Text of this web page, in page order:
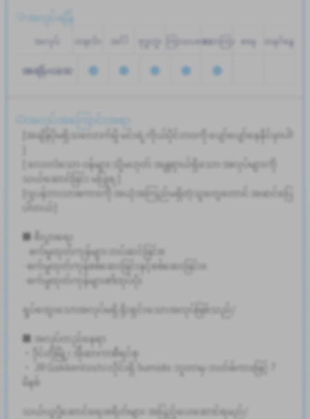
အလုပ်ချိန်
အလုပ်
အချိန်ဇယား
တနင်္လာ အင်္ဂါ ဗုဒ္ဓဟူး ကြာသပတေးသောကြာ စနေ တနင်္ဂနွေ
08:00 - 16:30
အလုပ်အကြောင်းအရာ
[အချိန်ပိုမရှိသလောက်မို့ မင်းရဲ့ကိုယ်ပိုင်ဘဝကို ပျော်ပျော်နေနိုင်မှာပါ!
[ လေးလံသော ဝန်များ သို့မဟုတ် အန္တရာယ်ရှိသော အလုပ်များကို
သယ်ဆောင်ခြင်း မပြုရ ]
[ဂျပန်ဘာသာစကားကို အယုံအကြည်မရှိတဲ့သူတွေတောင် အဆင်ပြေ
ပါတယ်]
■ စီးပွားရေး
· စက်မှုထုတ်ကုန်များ တပ်ဆင်ခြင်း။
·စက်မှုထုတ်ကုန်စစ်ဆေးခြင်းနှင့်စစ်ဆေးခြင်း။
·စက်မှုထုတ်ကုန်များ၏ထုပ်ပိုး
ရှုပ်ထွေးသောအလုပ်မရှိ ရိုးရှင်းသောအလုပ်ဖြစ်သည်/
■ အလုပ်တည်နေရာ
・ဒိုင်တိုမြို့၊ အိုဆာကာစီရင်စု
・ JR Gakkentoshi လိုင်းရှိ Sumido ဘူတာမှ ဘတ်စ်ကားဖြင့် 7
မိနစ်
သယ်ယူပို့ဆောင်ရေးစရိတ်များ အပြည့်ပေးဆောင်ရမည်/